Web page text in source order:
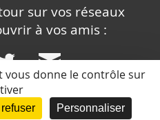
sur vos réseaux
à vos amis :
:
vous donne le contrôle sur
Personnaliser